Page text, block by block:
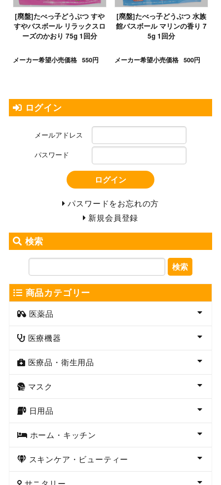
[廃盤]たべっ子どうぶつ すや
すやバスボール リラックスロ
ーズのかおり 75g 1回分
メーカー希望小売価格 550円
[廃盤]たべっ子どうぶつ 水族
館バスボール マリンの香り 7
5g 1回分
メーカー希望小売価格 500円
ログイン
メールアドレス
パスワード
ログイン
パスワードをお忘れの方
新規会員登録
検索
検索
商品カテゴリー
医薬品
医療機器
医療品・衛生用品
マスク
日用品
ホーム・キッチン
スキンケア・ビューティー